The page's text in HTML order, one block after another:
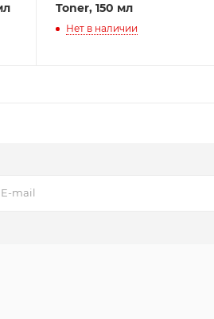
Toner, 150 мл
Нет в наличии